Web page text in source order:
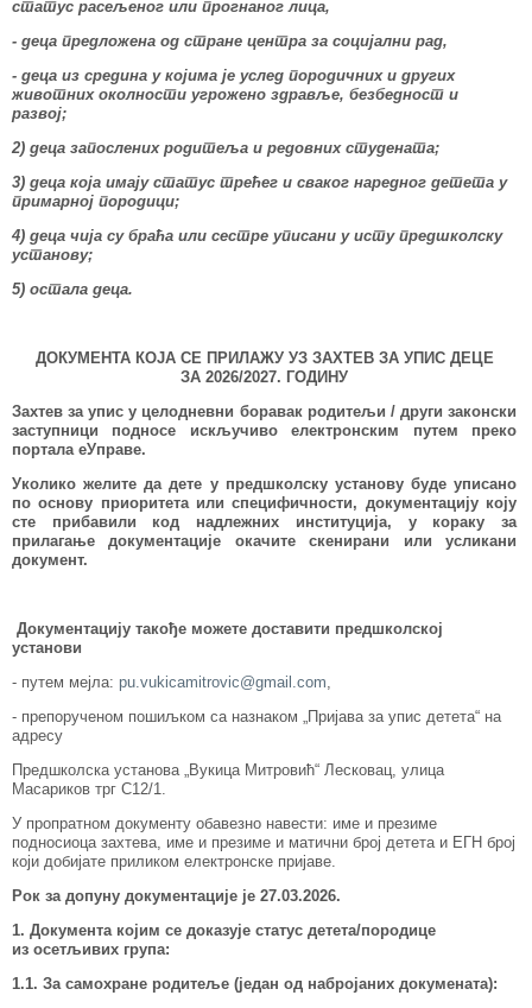
статус расељеног или прогнаног лица,
- деца предложена од стране центра за социјални рад,
- деца из средина у којима је услед породичних и других
животних околности угрожено здравље, безбедност и
развој;
2) деца запослених родитеља и редовних студената;
3) деца која имају статус трећег и сваког наредног детета у
примарној породици;
4) деца чија су браћа или сестре уписани у исту предшколску
установу;
5) остала деца.
ДОКУМЕНТА КОЈА СЕ ПРИЛАЖУ УЗ ЗАХТЕВ ЗА УПИС ДЕЦЕ
ЗА 2026/2027. ГОДИНУ
Захтев за упис у целодневни боравак родитељи / други законски
заступници подносе искључиво електронским путем преко
портала еУправе.
Уколико желите да дете у предшколску установу буде уписано
по основу приоритета или специфичности, документацију коју
сте прибавили код надлежних институција, у кораку за
прилагање документације окачите скенирани или усликани
документ.
Документацију такође можете доставити предшколској
установи
- путем мејла: pu.vukicamitrovic@gmail.com,
- препорученoм пошиљком са назнаком „Пријава за упис детета“ на
адресу
Предшколска установа „Вукица Mитровић“ Лесковац, улица
Масариков трг С12/1.
У пропратном документу обавезно навести: име и презиме
подносиоца захтева, име и презиме и матични број детета и ЕГН број
који добијате приликом електронске пријаве.
Рок за допуну документације је 27.03.2026.
1. Документа којим се доказује статус детета/породице
из осетљивих група:
1.1. За самохране родитеље (један од набројаних докумената):